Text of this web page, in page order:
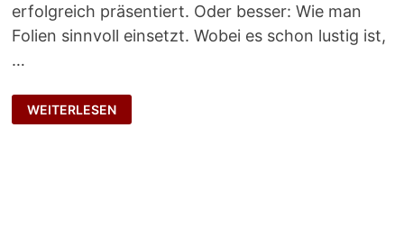
erfolgreich präsentiert. Oder besser: Wie man
Folien sinnvoll einsetzt. Wobei es schon lustig ist,
…
ES
WAR
EINMAL
WEITERLESEN